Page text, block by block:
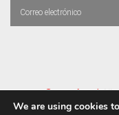
©️ 2023Gotosefarad All
Comunicación&
We are using cookies